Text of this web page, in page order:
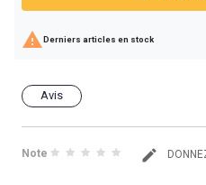
Derniers articles en stock
Avis
Note